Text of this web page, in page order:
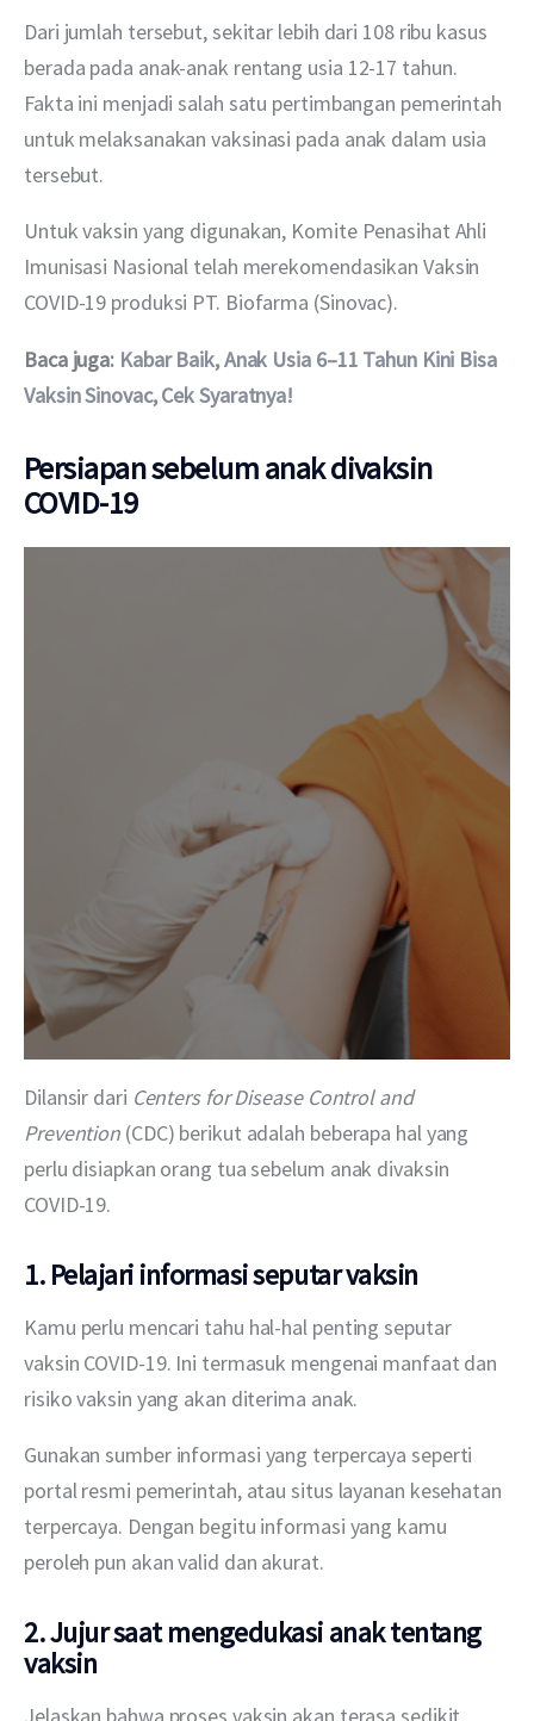
Dari jumlah tersebut, sekitar lebih dari 108 ribu kasus
berada pada anak-anak rentang usia 12-17 tahun.
Fakta ini menjadi salah satu pertimbangan pemerintah
untuk melaksanakan vaksinasi pada anak dalam usia
tersebut.
Untuk vaksin yang digunakan, Komite Penasihat Ahli
Imunisasi Nasional telah merekomendasikan Vaksin
COVID-19 produksi PT. Biofarma (Sinovac).
Baca juga: Kabar Baik, Anak Usia 6–11 Tahun Kini Bisa
Vaksin Sinovac, Cek Syaratnya!
Persiapan sebelum anak divaksin
COVID-19
Dilansir dari Centers for Disease Control and
Prevention (CDC) berikut adalah beberapa hal yang
perlu disiapkan orang tua sebelum anak divaksin
COVID-19.
1. Pelajari informasi seputar vaksin
Kamu perlu mencari tahu hal-hal penting seputar
vaksin COVID-19. Ini termasuk mengenai manfaat dan
risiko vaksin yang akan diterima anak.
Gunakan sumber informasi yang terpercaya seperti
portal resmi pemerintah, atau situs layanan kesehatan
terpercaya. Dengan begitu informasi yang kamu
peroleh pun akan valid dan akurat.
2. Jujur saat mengedukasi anak tentang
vaksin